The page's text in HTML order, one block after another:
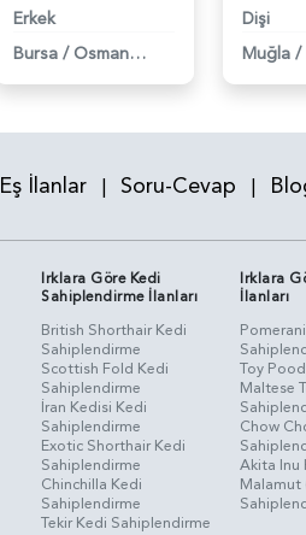
Erkek
Bursa / Osmangazi
Dişi
Muğla /
Eş İlanlar | Soru-Cevap |
Irklara Göre Kedi
Sahiplendirme İlanları
British Shorthair Kedi
Sahiplendirme
Scottish Fold Kedi
Sahiplendirme
İran Kedisi Kedi
Sahiplendirme
Exotic Shorthair Kedi
Sahiplendirme
Chinchilla Kedi
Sahiplendirme
Tekir Kedi Sahiplendirme
Irklara
İlanları
Toy
Maltese
Chow
Akita Inu
Malamut